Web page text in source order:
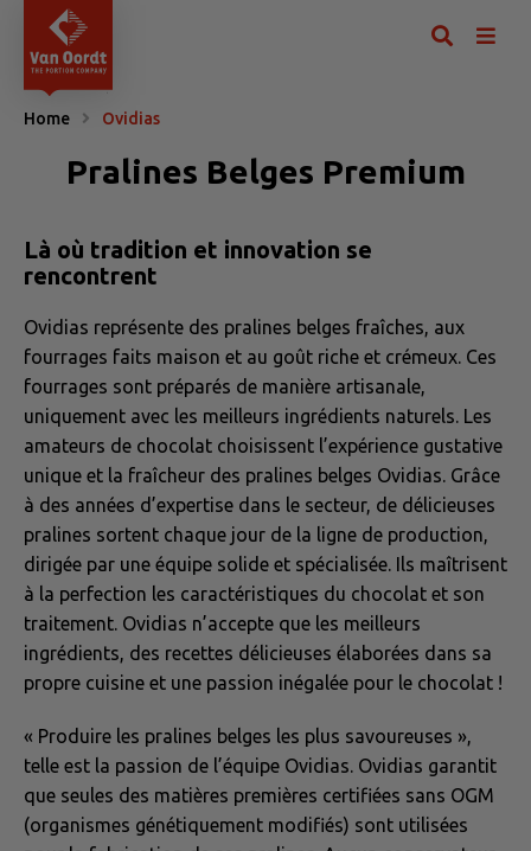
Home Ovidias
Pralines Belges Premium
Là où tradition et innovation se
rencontrent
Ovidias représente des pralines belges fraîches, aux
fourrages faits maison et au goût riche et crémeux. Ces
fourrages sont préparés de manière artisanale,
uniquement avec les meilleurs ingrédients naturels. Les
amateurs de chocolat choisissent l’expérience gustative
unique et la fraîcheur des pralines belges Ovidias. Grâce
à des années d’expertise dans le secteur, de délicieuses
pralines sortent chaque jour de la ligne de production,
dirigée par une équipe solide et spécialisée. Ils maîtrisent
à la perfection les caractéristiques du chocolat et son
traitement. Ovidias n’accepte que les meilleurs
ingrédients, des recettes délicieuses élaborées dans sa
propre cuisine et une passion inégalée pour le chocolat !
« Produire les pralines belges les plus savoureuses »,
telle est la passion de l’équipe Ovidias. Ovidias garantit
que seules des matières premières certifiées sans OGM
(organismes génétiquement modifiés) sont utilisées